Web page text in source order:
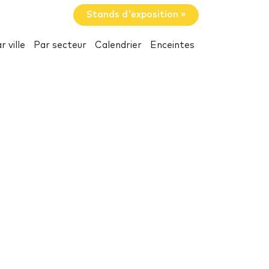
Stands d'exposition »
ville Par secteur Calendrier Enceintes